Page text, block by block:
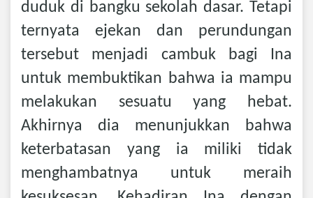
duduk di bangku sekolah dasar. Tetapi
ternyata ejekan dan perundungan
tersebut menjadi cambuk bagi Ina
untuk membuktikan bahwa ia mampu
melakukan sesuatu yang hebat.
Akhirnya dia menunjukkan bahwa
keterbatasan yang ia miliki tidak
menghambatnya untuk meraih